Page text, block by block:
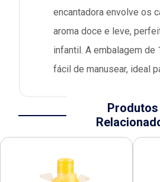
encantadora envolve os
aroma doce e leve,
infantil. A embalagem de
fácil de manusear, ideal
Produtos